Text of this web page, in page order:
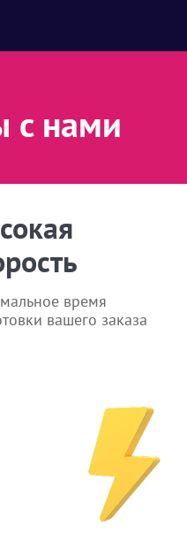
с нами
время
вашего заказа